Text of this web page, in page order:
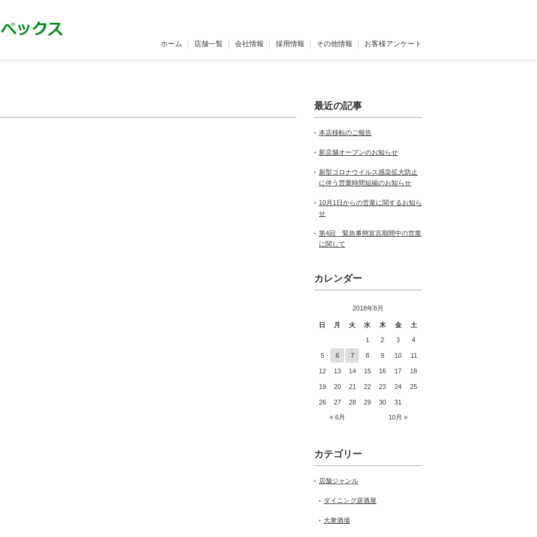
ホーム 店舗一覧 会社情報 採用情報 その他情報 お客様アンケート
最近の記事
本店移転のご報告
新店舗オープンのお知らせ
新型コロナウイルス感染拡大防止
に伴う営業時間短縮のお知らせ
10月1日からの営業に関するお知ら
せ
第4回 緊急事態宣言期間中の営業
に関して
カレンダー
2018年8月
日 月 火 水 木 金 土
« 6月 10月 »
1 2 3 4
5 6 7 8 9 10 11
12 13 14 15 16 17 18
19 20 21 22 23 24 25
26 27 28 29 30 31
カテゴリー
店舗ジャンル
ダイニング居酒屋
大衆酒場